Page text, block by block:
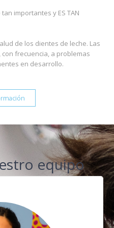
importantes y ES TAN
de los dientes de leche. Las
frecuencia, a problemas
en desarrollo.
equipo